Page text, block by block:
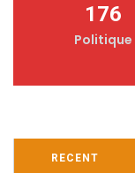
176
Politique
RECENT